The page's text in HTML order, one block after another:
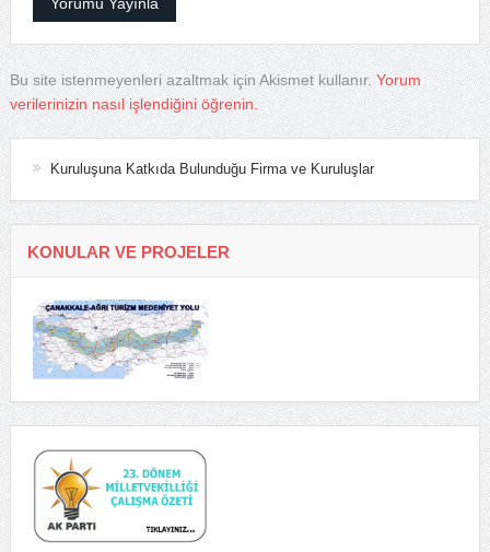
Bu site istenmeyenleri azaltmak için Akismet kullanır.Yorum
verilerinizin nasıl işlendiğini öğrenin.
Kuruluşuna Katkıda Bulunduğu Firma ve Kuruluşlar
KONULAR VE PROJELER